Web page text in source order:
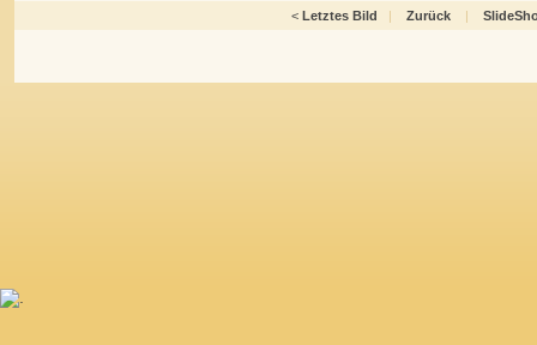
< Letztes Bild | Zurück |